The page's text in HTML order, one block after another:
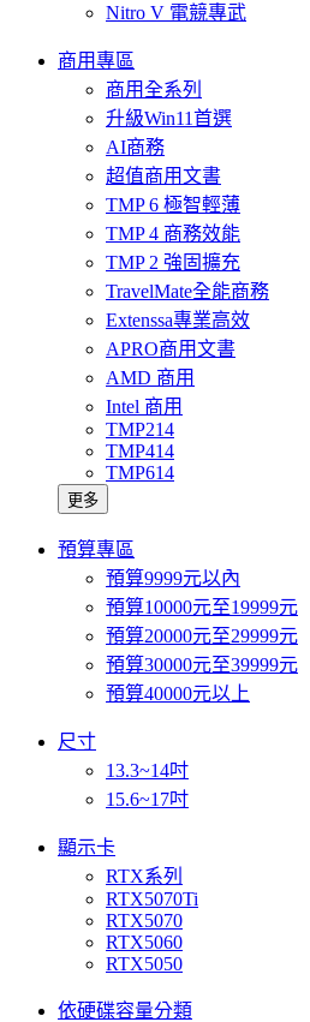
Nitro V 電競專武
商用專區
商用全系列
升級Win11首選
AI商務
超值商用文書
TMP 6 極智輕薄
TMP 4 商務效能
TMP 2 強固擴充
TravelMate全能商務
Extenssa專業高效
APRO商用文書
AMD 商用
Intel 商用
TMP214
TMP414
TMP614
更多
預算專區
預算9999元以內
預算10000元至19999元
預算20000元至29999元
預算30000元至39999元
預算40000元以上
尺寸
13.3~14吋
15.6~17吋
顯示卡
RTX系列
RTX5070Ti
RTX5070
RTX5060
RTX5050
依硬碟容量分類